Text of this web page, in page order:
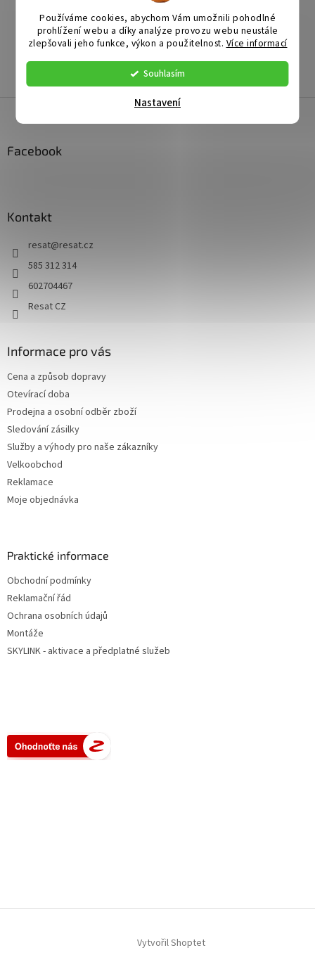
Používáme cookies, abychom Vám umožnili pohodlné
prohlížení webu a díky analýze provozu webu neustále
zlepšovali jeho funkce, výkon a použitelnost. Více informací
Souhlasím
Nastavení
Doplňkové parametry
Kategorie: Dámská obuv
Záruka: 2 roky
Facebook
Kontakt
resat@resat.cz
585 312 314
602704467
Resat CZ
Informace pro vás
Cena a způsob dopravy
Otevírací doba
Prodejna a osobní odběr zboží
Sledování zásilky
Služby a výhody pro naše zákazníky
Velkoobchod
Reklamace
Moje objednávka
Praktické informace
Obchodní podmínky
Reklamační řád
Ochrana osobních údajů
Montáže
SKYLINK - aktivace a předplatné služeb
Vytvořil Shoptet